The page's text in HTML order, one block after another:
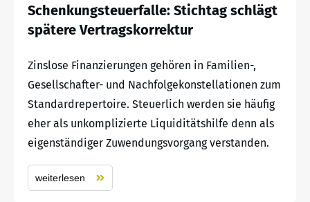
Schenkungsteuerfalle: Stichtag schlägt
spätere Vertragskorrektur
Zinslose Finanzierungen gehören in Familien-,
Gesellschafter- und Nachfolgekonstellationen zum
Standardrepertoire. Steuerlich werden sie häufig
eher als unkomplizierte Liquiditätshilfe denn als
eigenständiger Zuwendungsvorgang verstanden.
weiterlesen